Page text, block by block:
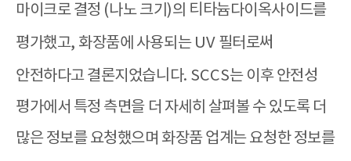
마이크로 결정 (나노 크기 )의 티타늄다이옥사이드를
평가했고, 화장품에 사용되는 UV 필터로써
안전하다고 결론지었습니다. SCCS는 이후 안전성
평가에서 특정 측면을 더 자세히 살펴볼 수 있도록 더
많은 정보를 요청했으며 화장품 업계는 요청한 정보를